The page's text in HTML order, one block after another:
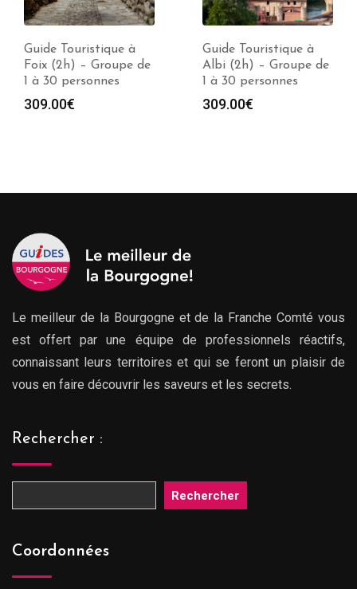
Guide Touristique à
Foix (2h) – Groupe de
1 à 30 personnes
309.00€
Guide Touristique à
Albi (2h) – Groupe de
1 à 30 personnes
309.00€
Le meilleur de la Bourgogne et de la Franche Comté vous
est offert par une équipe de professionnels réactifs,
connaissant leurs territoires et qui se feront un plaisir de
vous en faire découvrir les saveurs et les secrets.
Rechercher :
Rechercher
Coordonnées